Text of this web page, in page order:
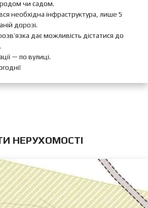
чи садом.
необхідна інфраструктура, лише 5
дорозі.
дає можливість дістатися до
— по вулиці.
НЕРУХОМОСТІ